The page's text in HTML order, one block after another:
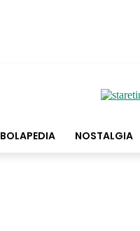
BOLAPEDIA NOSTALGIA